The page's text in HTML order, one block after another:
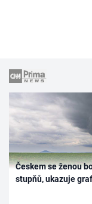
Českem se ženou
stupňů, ukazuje graf